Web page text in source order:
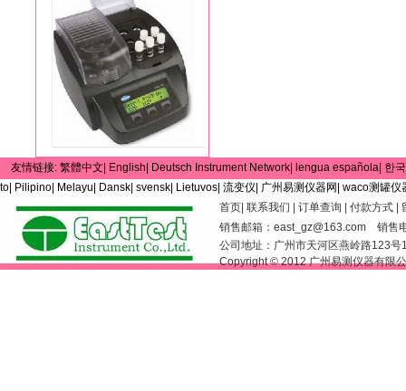
友情链接: 繁體中文| English| Deutsch Instrument Network| lengua española| 한
to| Pilipino| Melayu| Dansk| svensk| Lietuvos| 流变仪| 广州易测仪器网| waco测罐仪
首页 联系我们 订单查询 付款方式
销售邮箱： east_gz@163.com 销售
公司地址：广州市天河区燕岭路123
Copyright © 2012 广州易测仪器有限